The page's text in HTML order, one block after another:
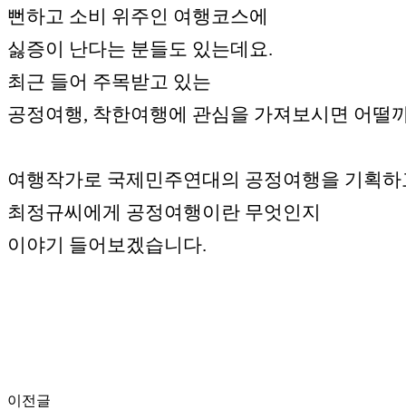
뻔하고 소비 위주인 여행코스에
싫증이 난다는 분들도 있는데요.
최근 들어 주목받고 있는
공정여행, 착한여행에 관심을 가져보시면 어떨
여행작가로 국제민주연대의 공정여행을 기획
최정규씨에게 공정여행이란 무엇인지
이야기 들어보겠습니다.
이전글